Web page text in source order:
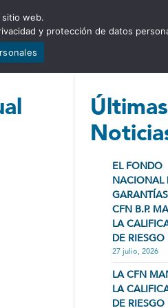
NOTICIAS
Últimas
EL FONDO
NACIONAL
CFN B.P.
LA
DE
27 julio, 2026
LA CFN
LA
DE
sitio web.
y protección de datos